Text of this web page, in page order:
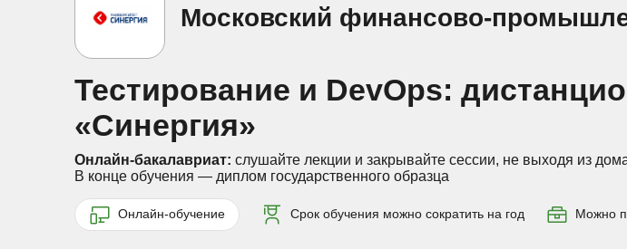
Московский финансово-
Тестирование и DevOps:
«Синергия»
Онлайн-бакалавриат: слушайте лекции и закрывайте сессии, не выходя из
В конце обучения — диплом государственного образца
Онлайн-обучение Срок обучения можно сократить на год Можно